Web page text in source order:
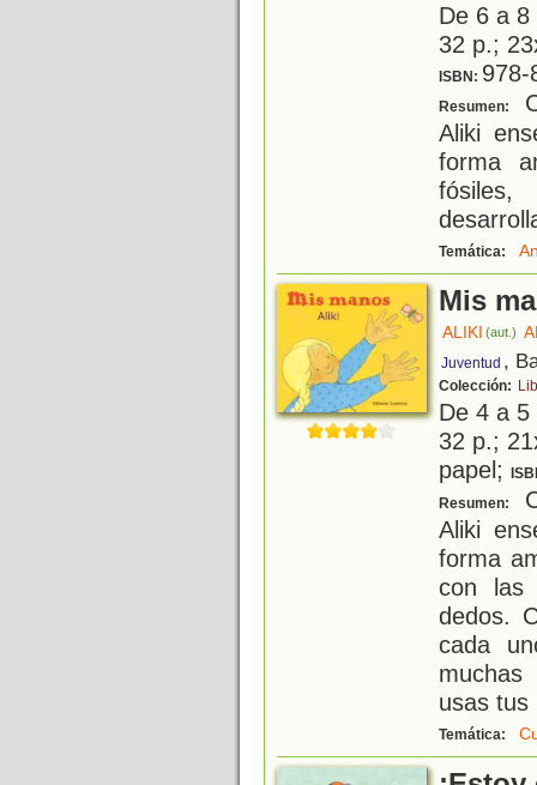
De 6 a
32 p.;
ISBN: 978-
Resumen:
Aliki
forma
Temática:
Mis
ALIKI (aut.)
Juventud ,
Colección:
De 4 a
32 p.;
papel;
Resumen:
Aliki
forma
con las
dedos.
cada
usas tus
Temática: